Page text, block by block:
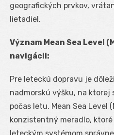
geografických prvkov,
lietadiel.
Význam Mean Sea Level
navigácii:
Pre leteckú dopravu je
nadmorskú výšku, na ktorej
počas letu. Mean Sea Level
konzistentný meradlo,